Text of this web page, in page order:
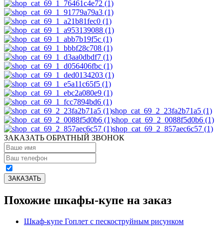
shop_cat_69_2_23fa2b71a5 (1)
shop_cat_69_2_0088f5d0b6 (1)
shop_cat_69_2_857aec6c57 (1)
ЗАКАЗАТЬ ОБРАТНЫЙ ЗВОНОК
Похожие шкафы-купе на заказ
Шкаф-купе Гоплет с пескоструйным рисунком